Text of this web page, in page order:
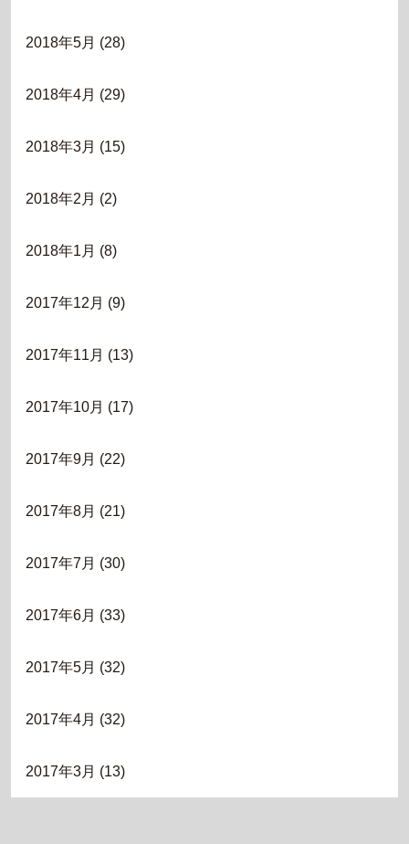
2018年5月 (28)
2018年4月 (29)
2018年3月 (15)
2018年2月 (2)
2018年1月 (8)
2017年12月 (9)
2017年11月 (13)
2017年10月 (17)
2017年9月 (22)
2017年8月 (21)
2017年7月 (30)
2017年6月 (33)
2017年5月 (32)
2017年4月 (32)
2017年3月 (13)